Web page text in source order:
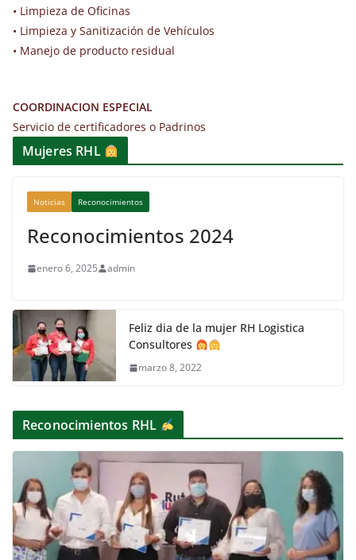
• Limpieza de Oficinas
• Limpieza y Sanitización de Vehículos
• Manejo de producto residual
COORDINACION ESPECIAL
Servicio de certificadores o Padrinos
Mujeres RHL
Noticias Reconocimientos
Reconocimientos 2024
enero 6, 2025 admin
Feliz dia de la mujer RH Logistica
Consultores
marzo 8, 2022
Reconocimientos RHL